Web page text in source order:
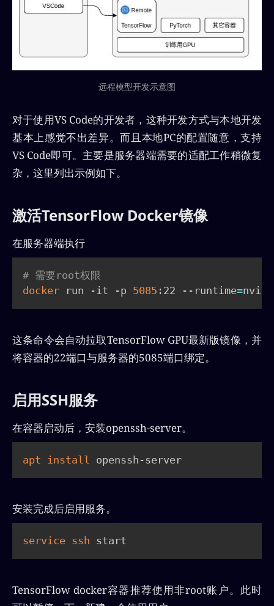
远程模型开发示意图
对于使用VS Code的开发者，这种开发方式与本地开发
基本上感觉不出差异。而且本地PC的配置随意，支持
VS Code即可。主要是服务器端需要的适配工作稍微复
杂，这里列出示例如下。
激活TensorFlow Docker镜像
在服务器端执行
# 需要root权限
docker run -it -p 5085 :22 --runtime=
这条命令会自动拉取TensorFlow GPU最新版镜像，并
将容器的22端口与服务器的5085端口绑定。
启用SSH服务
在容器启动后，安装openssh-server。
apt install openssh-server
安装完成后启用服务。
service ssh start
TensorFlow docker容器推荐使用非root账户。此时